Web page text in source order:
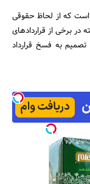
است که از لحاظ حقوقی
در برخی از قراردادهای
به فسخ قرارداد